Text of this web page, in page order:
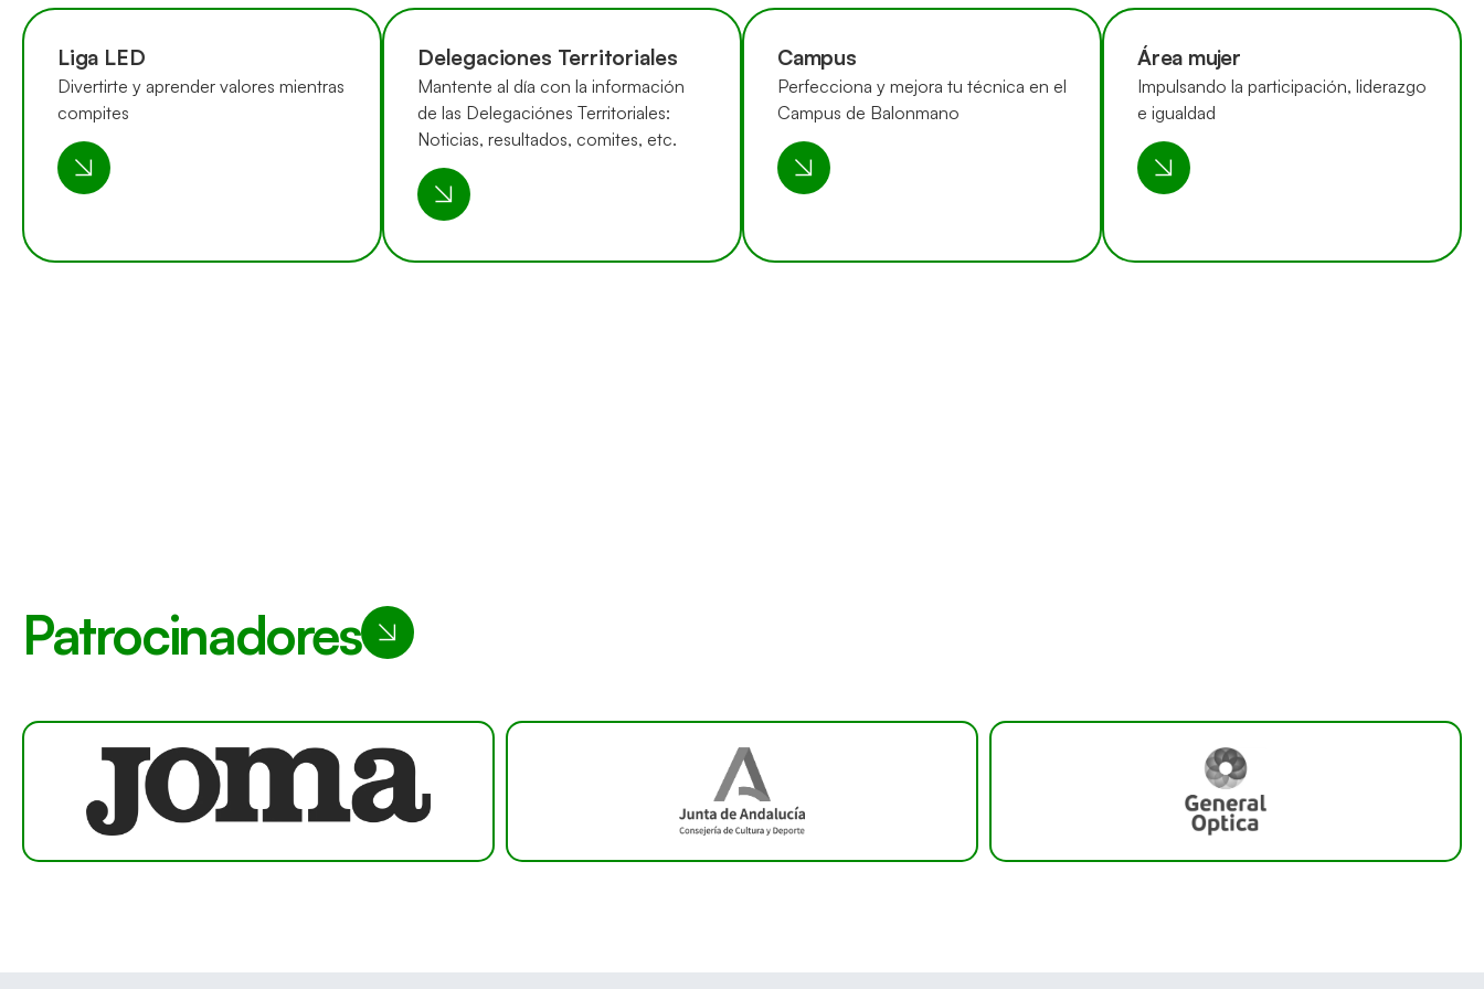
Liga LED
Divertirte y aprender valores mientras
compites
Delegaciones Territoriales
Mantente al día con la información
de las Delegaciónes Territoriales:
Noticias, resultados, comites, etc.
Campus
Perfecciona y mejora tu técnica en el
Campus de Balonmano
Área mujer
Impulsando la participación, liderazgo
e igualdad
Patrocinadores